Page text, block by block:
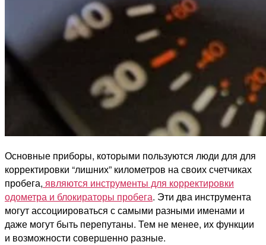
Основные приборы, которыми пользуются люди для для
корректировки “лишних” километров на своих счетчиках
пробега, являются инструменты для корректировки
одометра и блокираторы пробега. Эти два инструмента
могут ассоциироваться с самыми разными именами и
даже могут быть перепутаны. Тем не менее, их функции
и возможности совершенно разные.